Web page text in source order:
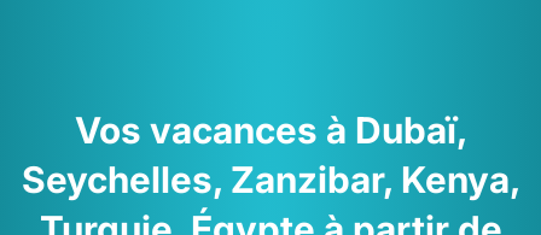
Vos vacances à Dubaï,
Seychelles, Zanzibar, Kenya,